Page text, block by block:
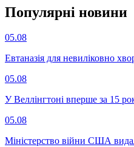
Популярнi новини
05.08
Евтаназія для невиліковно
05.08
У Веллінгтоні вперше за 15
05.08
Міністерство війни США